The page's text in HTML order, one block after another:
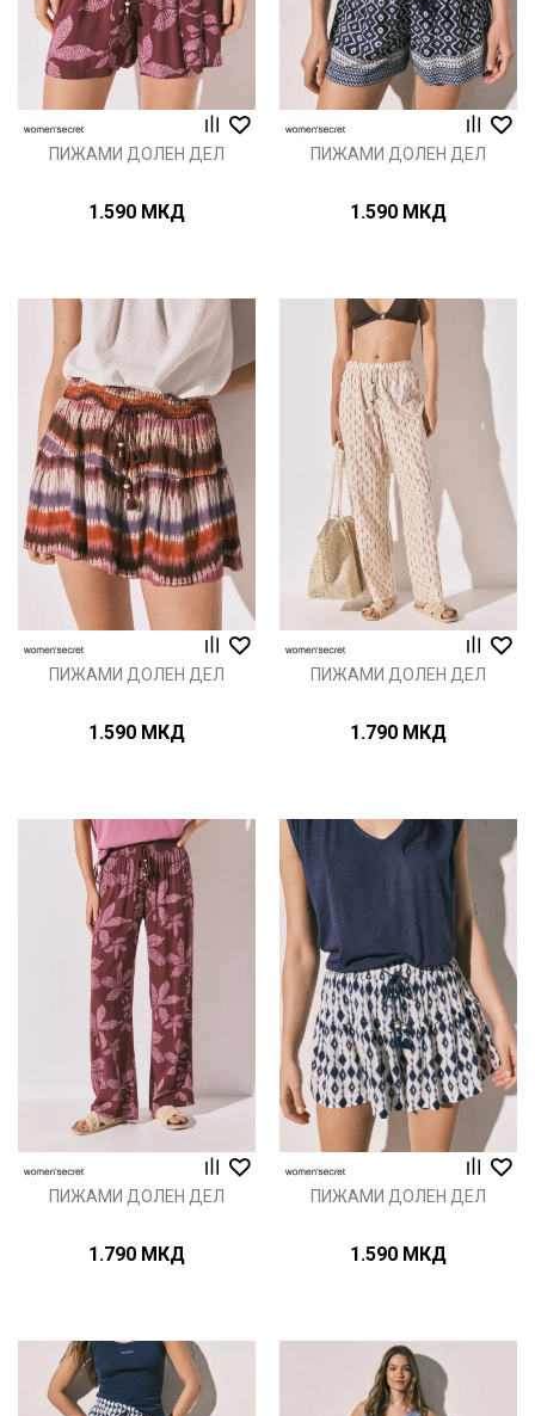
ПИЖАМИ ДОЛЕН ДЕЛ
1.590 МКД
ПИЖАМИ ДОЛЕН ДЕЛ
1.590 МКД
ПИЖАМИ ДОЛЕН ДЕЛ
1.590 МКД
ПИЖАМИ ДОЛЕН ДЕЛ
1.790 МКД
ПИЖАМИ ДОЛЕН ДЕЛ
1.790 МКД
ПИЖАМИ ДОЛЕН ДЕЛ
1.590 МКД